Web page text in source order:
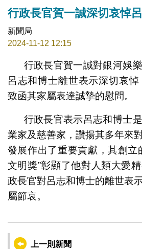
行政長官賀一誠深切哀悼
新聞局
2024-11-12 12:15
行政長官賀一誠對銀河娛
呂志和博士離世表示深切哀
致函其家屬表達誠摯的慰問。
行政長官表示呂志和博士
業家及慈善家，讚揚其多年來
發展作出了重要貢獻，其創
文明獎”彰顯了他對人類大愛
政長官對呂志和博士的離世表
屬節哀。
上一則新聞